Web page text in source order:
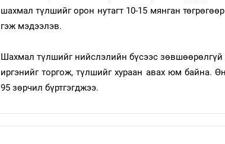
шахмал түлшийг орон нутагт 10-15 мянган
гэж мэдээлэв.
Шахмал түлшийг нийслэлийн бүсээс зөвшөөрөлгүй
иргэнийг торгож, түлшийг хураан авах юм байна.
95 зөрчил бүртгэгджээ.